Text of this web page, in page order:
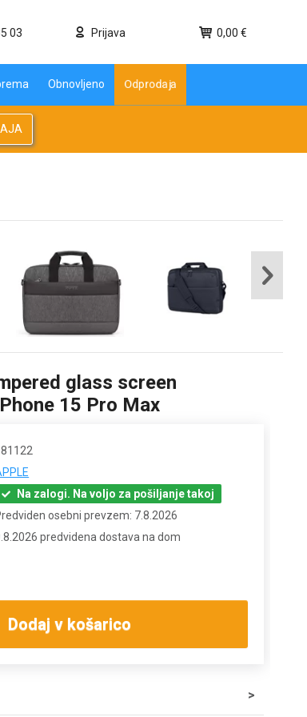
03 Prijava 0,00 €
Obnovljeno Odprodaja
glass screen
15 Pro Max
Na zalogi. Na voljo za pošiljanje takoj
osebni prevzem: 7.8.2026
predvidena dostava na dom
Dodaj v košarico